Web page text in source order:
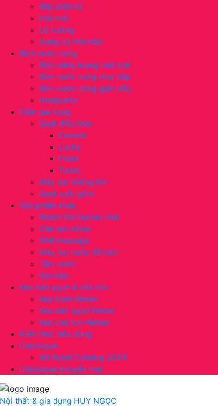
Bếp điện từ
Hút mùi
Lò nướng
Dụng cụ nhà bếp
Bình nước nóng
Bình năng lượng mặt trời
Bình nước nóng trực tiếp
Bình nước nóng gián tiếp
Heatpump
Điện gia dụng
Quạt điều hòa
Everest
Lucky
Fresh
Turbo
Máy lọc không khí
Quạt sưởi gốm
Sản phẩm khác
Robot hút bụi lau nhà
Cân sức khỏe
Ghế massage
Máy lọc nước để bàn
Tăm nước
Vali kéo
Keo dán gạch & chà ron
Keo trám Weber
Keo dán gạch Weber
Keo chà ron Weber
Kiến thức tiêu dùng
Catalogue
AS Retail Catalog 2024
Catalogue khuyến mại
Nội thất & gia dụng HUY NGỌC